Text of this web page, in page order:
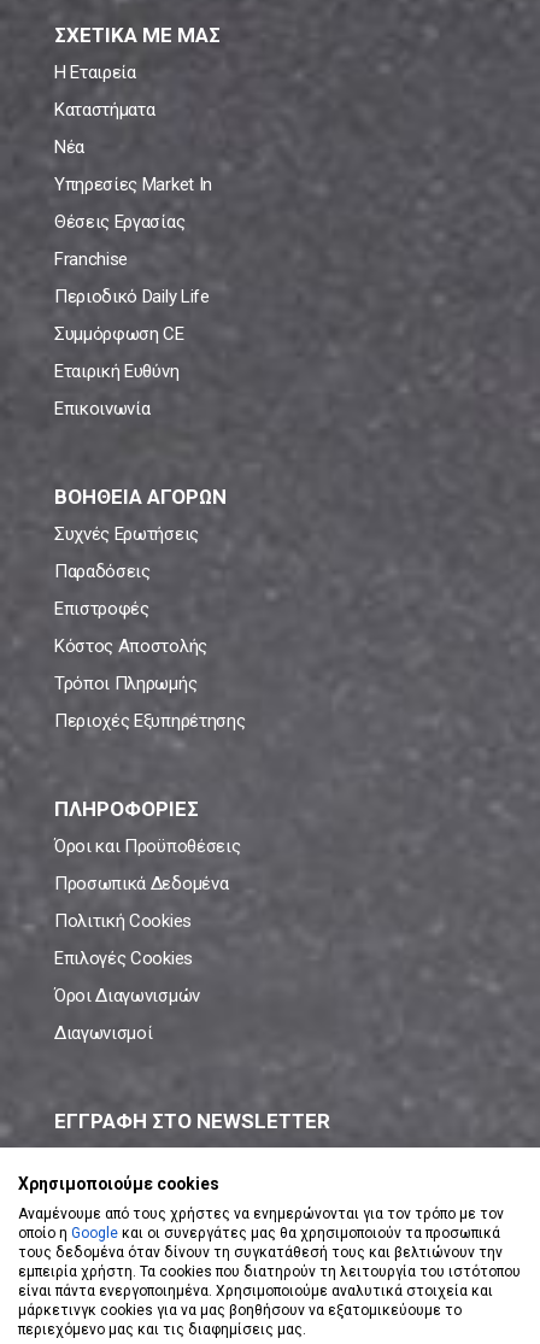
ΣΧΕΤΙΚΑ ΜΕ ΜΑΣ
Η Εταιρεία
Καταστήματα
Νέα
Υπηρεσίες Market In
Θέσεις Εργασίας
Franchise
Περιοδικό Daily Life
Συμμόρφωση CE
Εταιρική Ευθύνη
Επικοινωνία
ΒΟΗΘΕΙΑ ΑΓΟΡΩΝ
Συχνές Ερωτήσεις
Παραδόσεις
Επιστροφές
Κόστος Αποστολής
Τρόποι Πληρωμής
Περιοχές Εξυπηρέτησης
ΠΛΗΡΟΦΟΡΙΕΣ
Όροι και Προϋποθέσεις
Προσωπικά Δεδομένα
Πολιτική Cookies
Επιλογές Cookies
Όροι Διαγωνισμών
Διαγωνισμοί
ΕΓΓΡΑΦΗ ΣΤΟ NEWSLETTER
ΕΓΓΡΑΦΗ ΣΤΟ NEWSLETTER
Χρησιμοποιούμε cookies
Αναμένουμε από τους χρήστες να ενημερώνονται για τον τρόπο με τον
οποίο η Google και οι συνεργάτες μας θα χρησιμοποιούν τα προσωπικά
τους δεδομένα όταν δίνουν τη συγκατάθεσή τους και βελτιώνουν την
εμπειρία χρήστη. Τα cookies που διατηρούν τη λειτουργία του ιστότοπου
είναι πάντα ενεργοποιημένα. Χρησιμοποιούμε αναλυτικά στοιχεία και
μάρκετινγκ cookies για να μας βοηθήσουν να εξατομικεύουμε το
περιεχόμενο μας και τις διαφημίσεις μας.